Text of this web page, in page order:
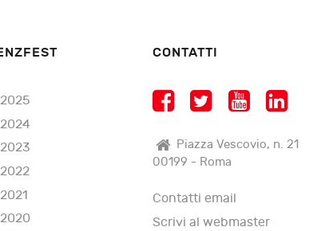
CONTATTI
Piazza Vescovio, n. 21
00199 - Roma
Contatti email
Scrivi al webmaster